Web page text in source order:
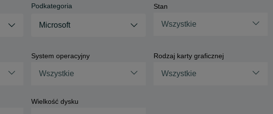
Podkategoria
Microsoft
Stan
Wszystkie
System operacyjny
Wszystkie
Rodzaj karty graficznej
Wszystkie
Wielkość dysku